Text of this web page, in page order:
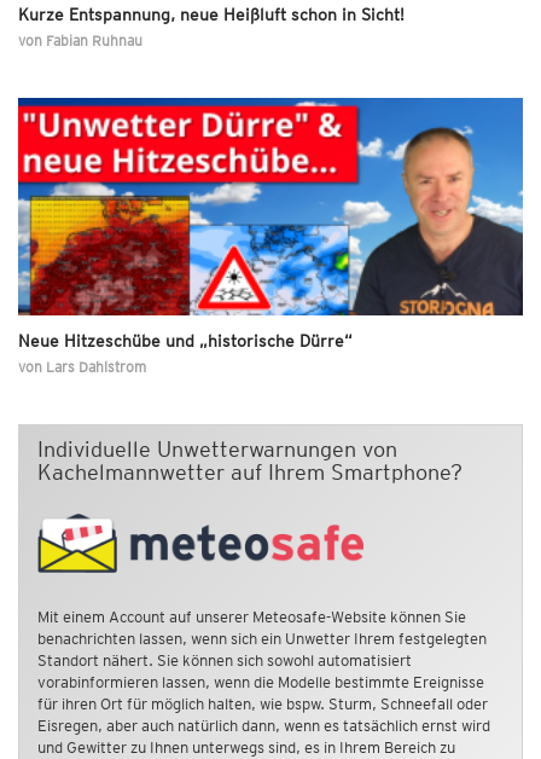
Kurze Entspannung, neue Heißluft schon in Sicht!
von Fabian Ruhnau
Neue Hitzeschübe und „historische Dürre“
von Lars Dahlstrom
Individuelle Unwetterwarnungen von
Kachelmannwetter auf Ihrem Smartphone?
Mit einem Account auf unserer Meteosafe-Website können Sie
benachrichten lassen, wenn sich ein Unwetter Ihrem festgelegten
Standort nähert. Sie können sich sowohl automatisiert
vorabinformieren lassen, wenn die Modelle bestimmte Ereignisse
für ihren Ort für möglich halten, wie bspw. Sturm, Schneefall oder
Eisregen, aber auch natürlich dann, wenn es tatsächlich ernst wird
und Gewitter zu Ihnen unterwegs sind, es in Ihrem Bereich zu